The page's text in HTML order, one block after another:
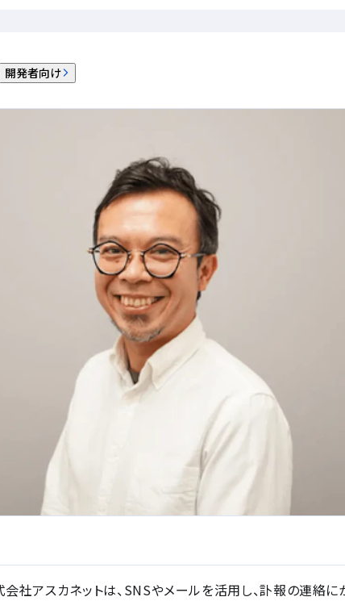
開発者向け
るソリューションとして「PAY.JP」を導入
社アスカネットは、SNSやメールを活用し、訃報の連絡に